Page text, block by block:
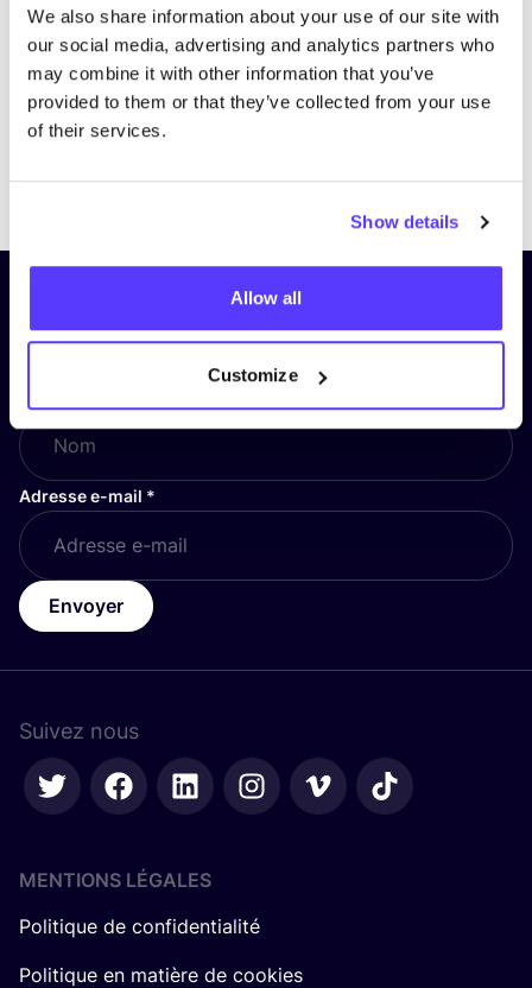
We also share information about your use of our site with
our social media, advertising and analytics partners who
may combine it with other information that you’ve
provided to them or that they’ve collected from your use
of their services.
Show details
Allow all
Customize
Inscrivez-vous à notre lettre
d’information et restez informé !
Adresse e-mail *
Envoyer
Suivez nous
MENTIONS LÉGALES
Politique de confidentialité
Politique en matière de cookies